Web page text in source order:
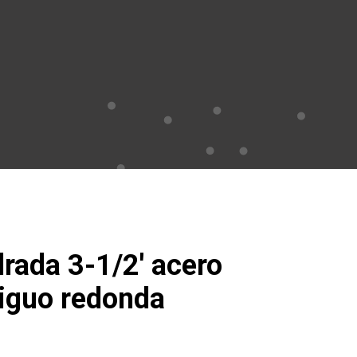
3-1/2′ acero
redonda